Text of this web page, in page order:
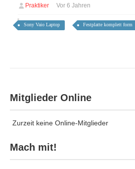
Praktiker Vor 6 Jahren
Sony Vaio Laptop Festplatte komplett form
Mitglieder Online
Zurzeit keine Online-Mitglieder
Mach mit!